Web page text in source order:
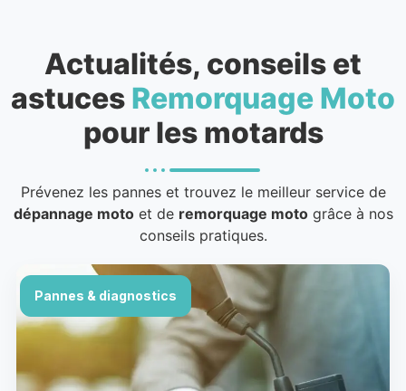
Actualités, conseils et
astuces Remorquage Moto
pour les motards
Prévenez les pannes et trouvez le meilleur service de
dépannage motoet de remorquage motogrâce à nos
conseils pratiques.
Pannes & diagnostics